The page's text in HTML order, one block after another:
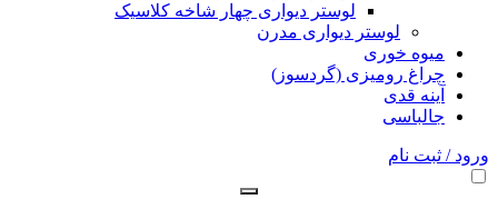
لوستر دیواری چهار شاخه کلاسیک
لوستر دیواری مدرن
میوه خوری
چراغ رومیزی (گردسوز)
آینه قدی
جالباسی
ورود / ثبت نام